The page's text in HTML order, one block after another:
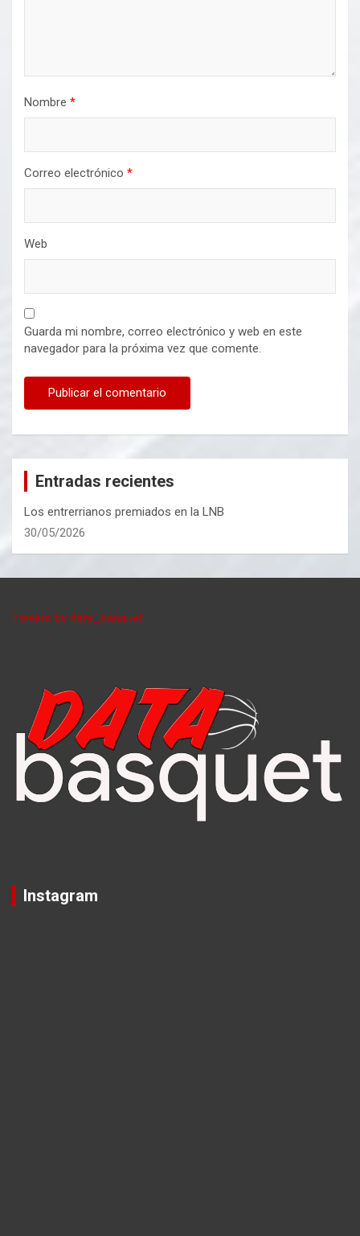
Nombre *
Correo electrónico *
Web
Guarda mi nombre, correo electrónico y web en este
navegador para la próxima vez que comente.
Entradas recientes
Los entrerrianos premiados en la LNB
30/05/2026
Tweets by data_basquet
Instagram